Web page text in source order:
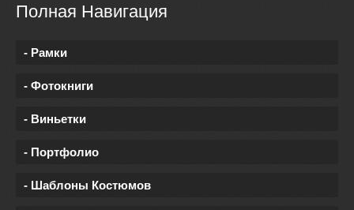
Полная Навигация
- Рамки
- Фотокниги
- Виньетки
- Портфолио
- Шаблоны Костюмов